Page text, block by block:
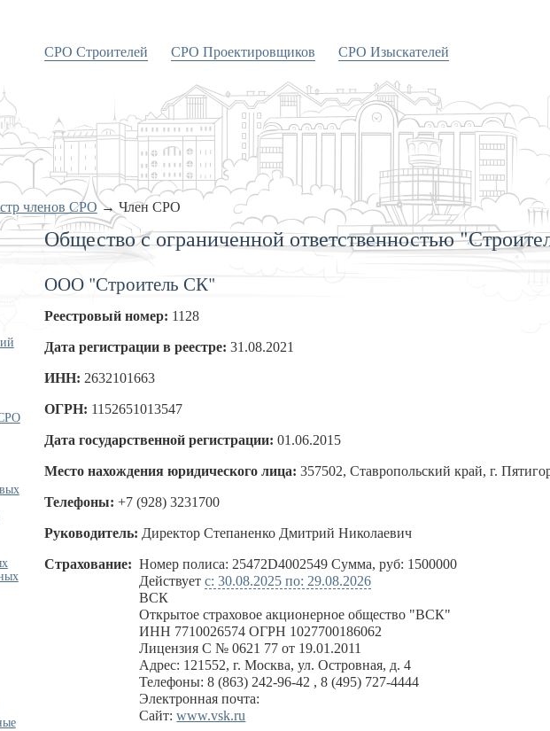
СРО Строителей СРО Проектировщиков СРО Изыскателей
членов СРО→ Член СРО
Общество с ограниченной ответственностью
ООО "Строитель СК"
Реестровый номер: 1128
Дата регистрации в реестре: 31.08.2021
ИНН: 2632101663
ОГРН: 1152651013547
Дата государственной регистрации: 01.06.2015
Место нахождения юридического лица: 357502, Ставропольский край, г.
Телефоны: +7 (928) 3231700
Руководитель: Директор Степаненко Дмитрий Николаевич
Страхование: Номер полиса: 25472D4002549 Сумма, руб: 1500000
Действуетс: 30.08.2025 по: 29.08.2026
ВСК
Открытое страховое акционерное общество "ВСК"
ИНН 7710026574 ОГРН 1027700186062
Лицензия С № 0621 77 от 19.01.2011
Адрес: 121552, г. Москва, ул. Островная, д. 4
Телефоны: 8 (863) 242-96-42 , 8 (495) 727-4444
Электронная почта:
Сайт:www.vsk.ru